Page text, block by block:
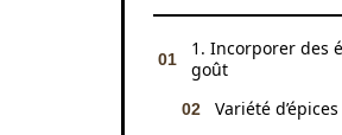
1. Incorporer des
goût
Variété